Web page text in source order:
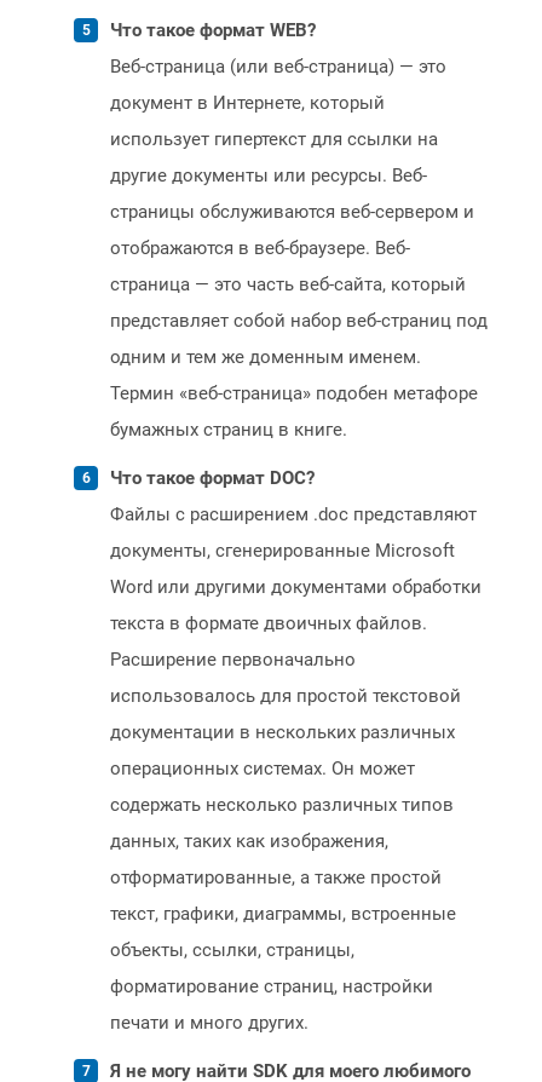
Что такое формат WEB?
Веб-страница (или веб-страница) — это
документ в Интернете, который
использует гипертекст для ссылки на
другие документы или ресурсы. Веб-
страницы обслуживаются веб-сервером и
отображаются в веб-браузере. Веб-
страница — это часть веб-сайта, который
представляет собой набор веб-страниц под
одним и тем же доменным именем.
Термин «веб-страница» подобен метафоре
бумажных страниц в книге.
Что такое формат DOC?
Файлы с расширением .doc представляют
документы, сгенерированные Microsoft
Word или другими документами обработки
текста в формате двоичных файлов.
Расширение первоначально
использовалось для простой текстовой
документации в нескольких различных
операционных системах. Он может
содержать несколько различных типов
данных, таких как изображения,
отформатированные, а также простой
текст, графики, диаграммы, встроенные
объекты, ссылки, страницы,
форматирование страниц, настройки
печати и много других.
Я не могу найти SDK для моего любимого